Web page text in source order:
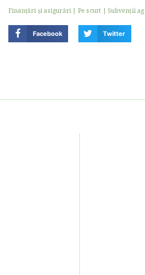
Finanţări şi asigurări | Pe scurt |Subvenții
Facebook Twitter